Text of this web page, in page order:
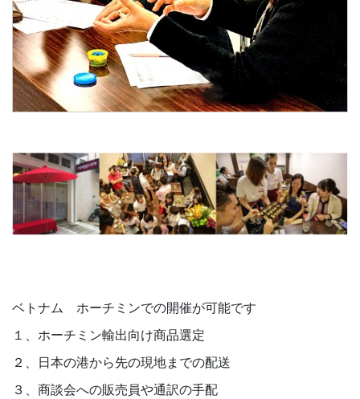
ベトナム ホーチミンでの開催が可能です
１、ホーチミン輸出向け商品選定
２、日本の港から先の現地までの配送
３、商談会への販売員や通訳の手配